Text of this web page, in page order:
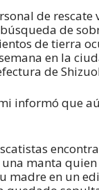
de rescate
de
de tierra
en la
de
informó que
manta quien
madre en un